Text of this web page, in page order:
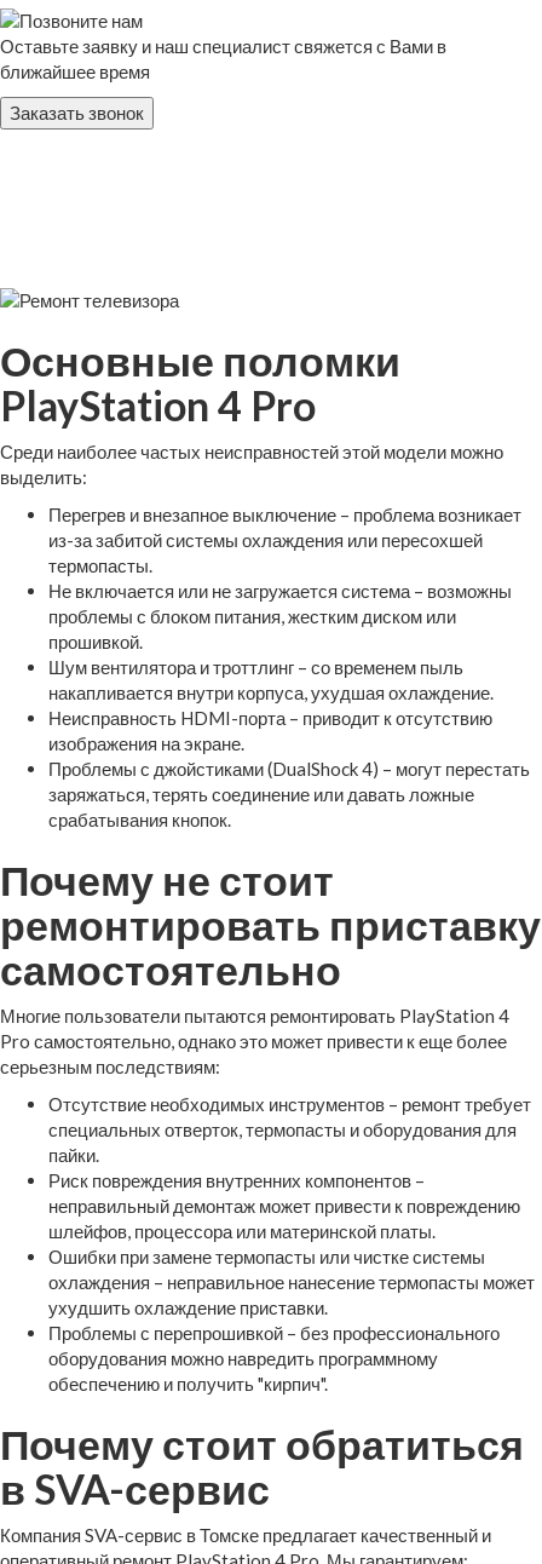
Оставьте заявку и наш специалист свяжется с Вами в
ближайшее время
Заказать звонок
Основные поломки
PlayStation 4 Pro
Среди наиболее частых неисправностей этой модели можно
выделить:
Перегрев и внезапное выключение – проблема возникает
из-за забитой системы охлаждения или пересохшей
термопасты.
Не включается или не загружается система – возможны
проблемы с блоком питания, жестким диском или
прошивкой.
Шум вентилятора и троттлинг – со временем пыль
накапливается внутри корпуса, ухудшая охлаждение.
Неисправность HDMI-порта – приводит к отсутствию
изображения на экране.
Проблемы с джойстиками (DualShock 4) – могут перестать
заряжаться, терять соединение или давать ложные
срабатывания кнопок.
Почему не стоит
ремонтировать приставку
самостоятельно
Многие пользователи пытаются ремонтировать PlayStation 4
Pro самостоятельно, однако это может привести к еще более
серьезным последствиям:
Отсутствие необходимых инструментов – ремонт требует
специальных отверток, термопасты и оборудования для
пайки.
Риск повреждения внутренних компонентов –
неправильный демонтаж может привести к повреждению
шлейфов, процессора или материнской платы.
Ошибки при замене термопасты или чистке системы
охлаждения – неправильное нанесение термопасты может
ухудшить охлаждение приставки.
Проблемы с перепрошивкой – без профессионального
оборудования можно навредить программному
обеспечению и получить "кирпич".
Почему стоит обратиться
в SVA-сервис
Компания SVA-сервис в Томске предлагает качественный и